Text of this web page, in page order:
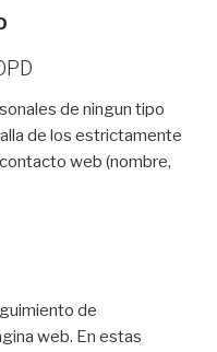
de ningun tipo
de los estrictamente
web (nombre,
de
web. En estas